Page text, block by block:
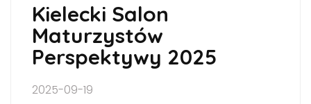
Kielecki Salon
Maturzystów
Perspektywy 2025
2025-09-19